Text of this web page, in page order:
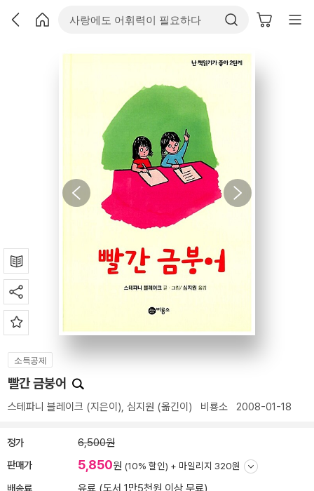
소득공제
빨간 금붕어
스테파니 블레이크 (지은이), 심지원 (옮긴이) 비룡소 2008-01-18
정가 6,500원
판매가 5,850원 (10% 할인) + 마일리지 320원
배송료 유료 (도서 1만5천원 이상 무료)